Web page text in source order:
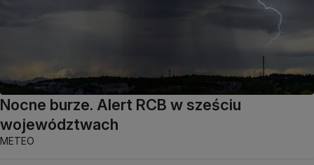
Nocne burze. Alert RCB w sześciu
województwach
METEO